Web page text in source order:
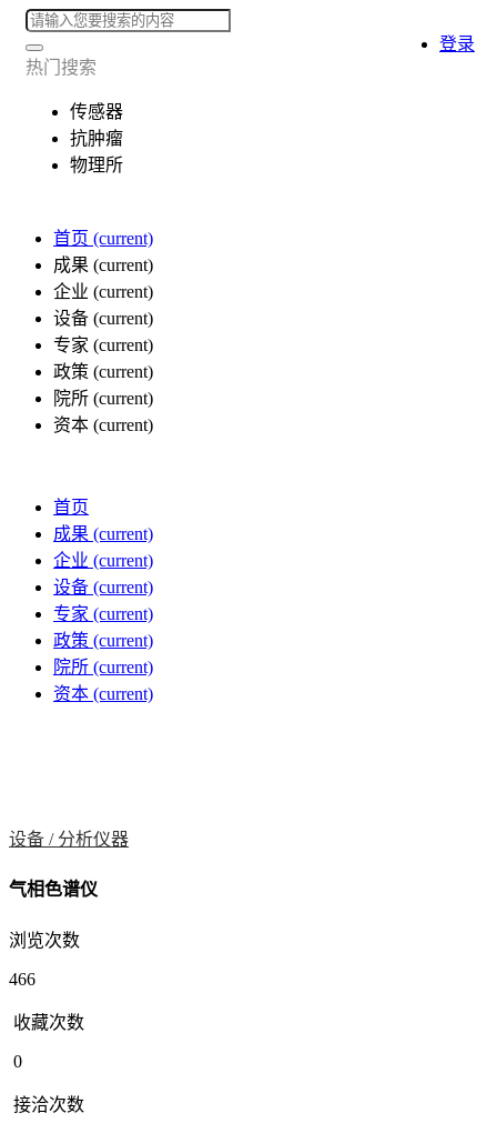
热门搜索
传感器
抗肿瘤
物理所
首页 (current)
成果 (current)
企业 (current)
设备 (current)
专家 (current)
政策 (current)
院所 (current)
资本 (current)
登录
首页
成果 (current)
企业 (current)
设备 (current)
专家 (current)
政策 (current)
院所 (current)
资本 (current)
设备 / 分析仪器
气相色谱仪
浏览次数
466
收藏次数
0
接洽次数